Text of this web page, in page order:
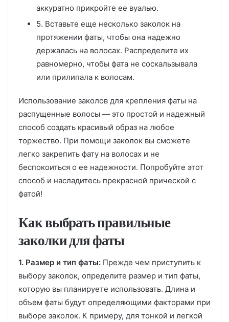
аккуратно прикройте ее вуалью.
5. Вставьте еще несколько заколок на
протяжении фаты, чтобы она надежно
держалась на волосах. Распределите их
равномерно, чтобы фата не соскальзывала
или прилипала к волосам.
Использование заколов для крепления фаты на
распущенные волосы — это простой и надежный
способ создать красивый образ на любое
торжество. При помощи заколок вы сможете
легко закрепить фату на волосах и не
беспокоиться о ее надежности. Попробуйте этот
способ и насладитесь прекрасной прической с
фатой!
Как выбрать правильные
заколки для фаты
1. Размер и тип фаты: Прежде чем приступить к
выбору заколок, определите размер и тип фаты,
которую вы планируете использовать. Длина и
объем фаты будут определяющими факторами при
выборе заколок. К примеру, для тонкой и легкой